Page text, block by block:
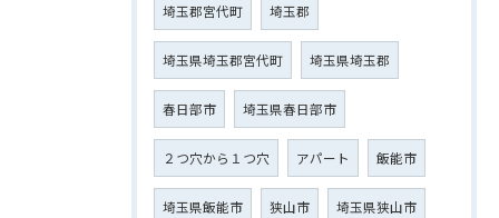
埼玉郡宮代町 埼玉郡
埼玉県埼玉郡宮代町 埼玉県埼玉郡
春日部市 埼玉県春日部市
２つ穴から１つ穴 アパート 飯能市
埼玉県飯能市 狭山市 埼玉県狭山市